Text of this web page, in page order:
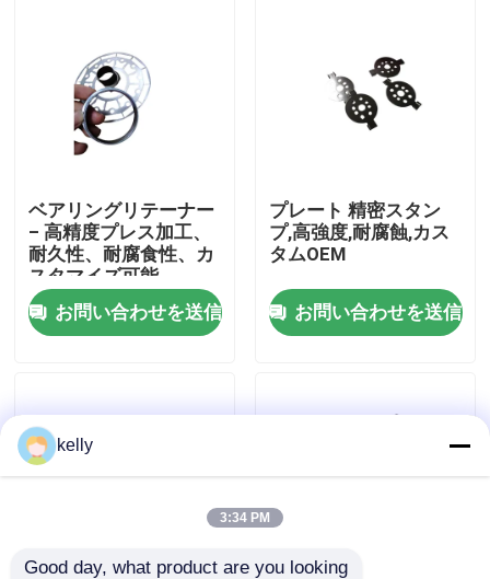
ビデオ
VRショー
私達について
工場旅行
私達に連絡しなさい
場合
ベアリングリテーナー
– 高精度プレス加工、
耐久性、耐腐食性、カ
スタマイズ可能
お問い合わせを送信
プレート 精密スタン
プ,高強度,耐腐蝕,カス
タムOEM
お問い合わせを送信
kelly
3:34 PM
Good day, what product are you looking